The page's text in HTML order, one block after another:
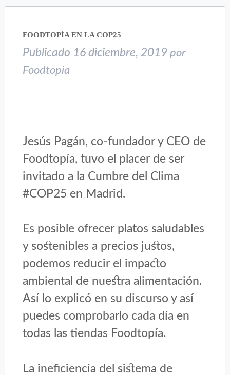
abre
una
ventana
nueva)
abre
una
ventana
nueva)
FOODTOPÍA EN LA COP25
Publicado 16 diciembre, 2019 por
Foodtopia
Jesús Pagán, co-fundador y CEO de
Foodtopía, tuvo el placer de ser
invitado a la Cumbre del Clima
#COP25 en Madrid.
Es posible ofrecer platos saludables
y sostenibles a precios justos,
podemos reducir el impacto
ambiental de nuestra alimentación.
Así lo explicó en su discurso y así
puedes comprobarlo cada día en
todas las tiendas Foodtopía.
La ineficiencia del sistema de